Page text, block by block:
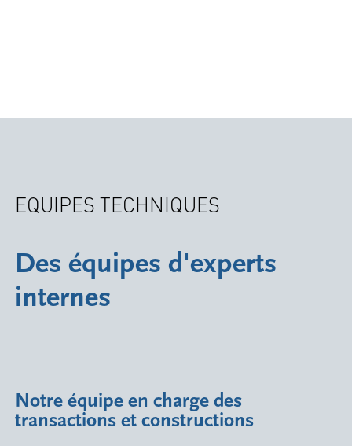
EQUIPES TECHNIQUES
Des équipes d'experts
internes
Notre équipe en charge des
transactions et constructions